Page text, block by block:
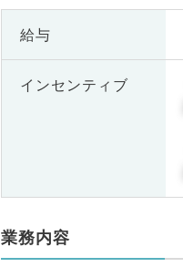
給与
インセンティブ
業務内容